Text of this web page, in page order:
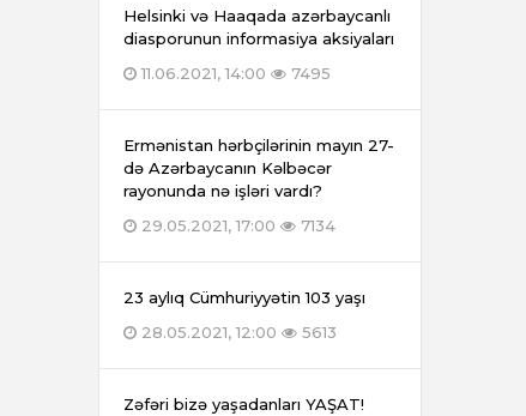
Helsinki və Haaqada azərbaycanlı
diasporunun informasiya aksiyaları
11.06.2021, 14:00
7495
Ermənistan hərbçilərinin mayın 27-
də Azərbaycanın Kəlbəcər
rayonunda nə işləri vardı?
29.05.2021, 17:00
7134
23 aylıq Cümhuriyyətin 103 yaşı
28.05.2021, 12:00
5613
Zəfəri bizə yaşadanları YAŞAT!